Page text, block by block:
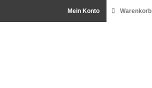
Mein Konto Warenkorb